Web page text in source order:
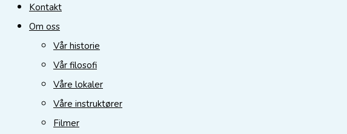
Kontakt
Om oss
Vår historie
Vår filosofi
Våre lokaler
Våre instruktører
Filmer